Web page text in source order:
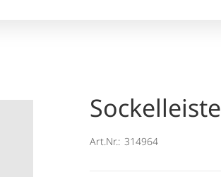
Art.Nr.: 314964